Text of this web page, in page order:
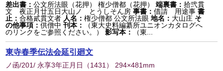
差出書：公文所法眼（花押） 権少僧都（花押） 端裏書：拾弐貫
文 夜正月廿五日大山ノ とうしそん房 事書：借請 用途事 書
止：合格貳貫文者 人名：権少僧都 公文所法眼 地名： 大山庄 そ
の他事項：供僧中 刊本：
（東大史料編纂所ユニオンカタログへ
のリンクをご参照ください。）
影写本： （東...
東寺春季伝法会延引廻文
ノ函/201/ 永享3年正月日 （1431 ） 294×481mm